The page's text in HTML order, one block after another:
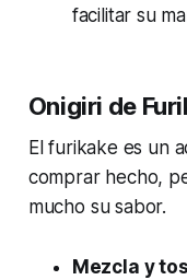
facilitar su
Onigiri de
El furikake es un
comprar hecho,
mucho su sabor.
Mezcla y